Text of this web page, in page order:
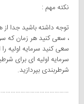
نکته مهم :
توجه داشته باشید جدا
، سعی کنید هر زمان که
سعی کنید سرمایه اولیه
سرمایه اولیه ای برای
شرطربندی بپردازید.